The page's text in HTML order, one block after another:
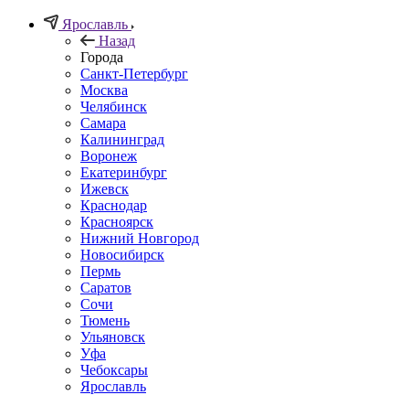
Ярославль
Назад
Города
Санкт-Петербург
Москва
Челябинск
Самара
Калининград
Воронеж
Екатеринбург
Ижевск
Краснодар
Красноярск
Нижний Новгород
Новосибирск
Пермь
Саратов
Сочи
Тюмень
Ульяновск
Уфа
Чебоксары
Ярославль